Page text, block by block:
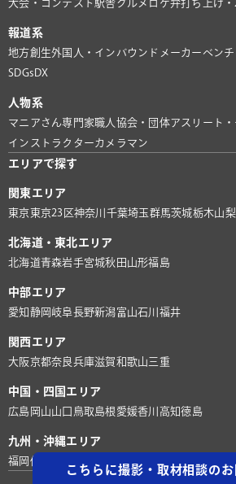
こちらに撮影・取材相談の
大会・コンテスト 駅舎グルメ ロケ弁打ち上げ
報道系
地方創生外国人・インバウンド メーカー ベン
SDGs DX
人物系
マニアさん専門家 職人 協会・団体アスリート・
インストラクターカメラマン
エリアで探す
関東エリア
東京 東京23区神奈川 千葉埼玉群馬茨城栃木山梨
北海道・東北エリア
北海道青森岩手宮城秋田 山形福島
中部エリア
愛知 静岡 岐阜長野新潟富山石川 福井
関西エリア
大阪京都奈良兵庫滋賀和歌山 三重
中国・四国エリア
広島 岡山山口 鳥取島根 愛媛香川 高知徳島
九州・沖縄エリア
福岡 佐賀